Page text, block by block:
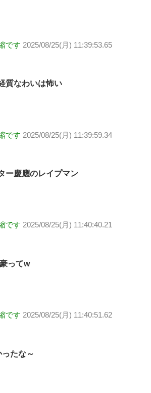
です 2025/08/25(月) 11:39:53.65
質なわいは怖い
です 2025/08/25(月) 11:39:59.34
ー慶應のレイプマン
です 2025/08/25(月) 11:40:40.21
ってw
です 2025/08/25(月) 11:40:51.62
たな～